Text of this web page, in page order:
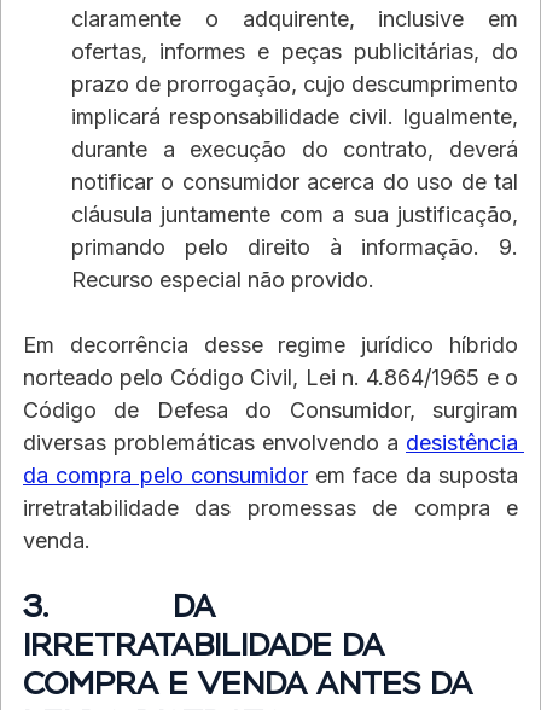
claramente o adquirente, inclusive em
ofertas, informes e peças publicitárias, do
prazo de prorrogação, cujo descumprimento
implicará responsabilidade civil. Igualmente,
durante a execução do contrato, deverá
notificar o consumidor acerca do uso de tal
cláusula juntamente com a sua justificação,
primando pelo direito à informação. 9.
Recurso especial não provido.
Em decorrência desse regime jurídico híbrido
norteado pelo Código Civil, Lei n. 4.864/1965 e o
Código de Defesa do Consumidor, surgiram
diversas problemáticas envolvendo a desistência
da compra pelo consumidor em face da suposta
irretratabilidade das promessas de compra e
venda.
3.             DA
IRRETRATABILIDADE DA
COMPRA E VENDA ANTES DA